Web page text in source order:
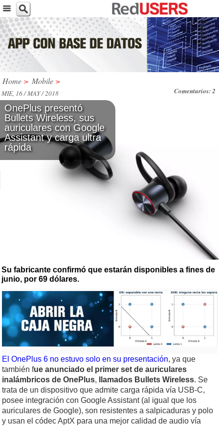
Home > Mobile >
Comentarios: 2
MIE, 16 / MAY / 2018
OnePlus presentó
Bullets Wireless, sus
auriculares con Google
Assistant y carga ultra
rápida
Su fabricante confirmó que estarán disponibles a fines de
junio, por 69 dólares.
El OnePlus 6 no estuvo solo en su presentación, ya que
también fue anunciado el primer set de auriculares
inalámbricos de OnePlus, llamados Bullets Wireless. Se
trata de un dispositivo que admite carga rápida vía USB-C,
posee integración con Google Assistant (al igual que los
auriculares de Google), son resistentes a salpicaduras y polo
y usan el códec AptX para una mejor calidad de audio vía